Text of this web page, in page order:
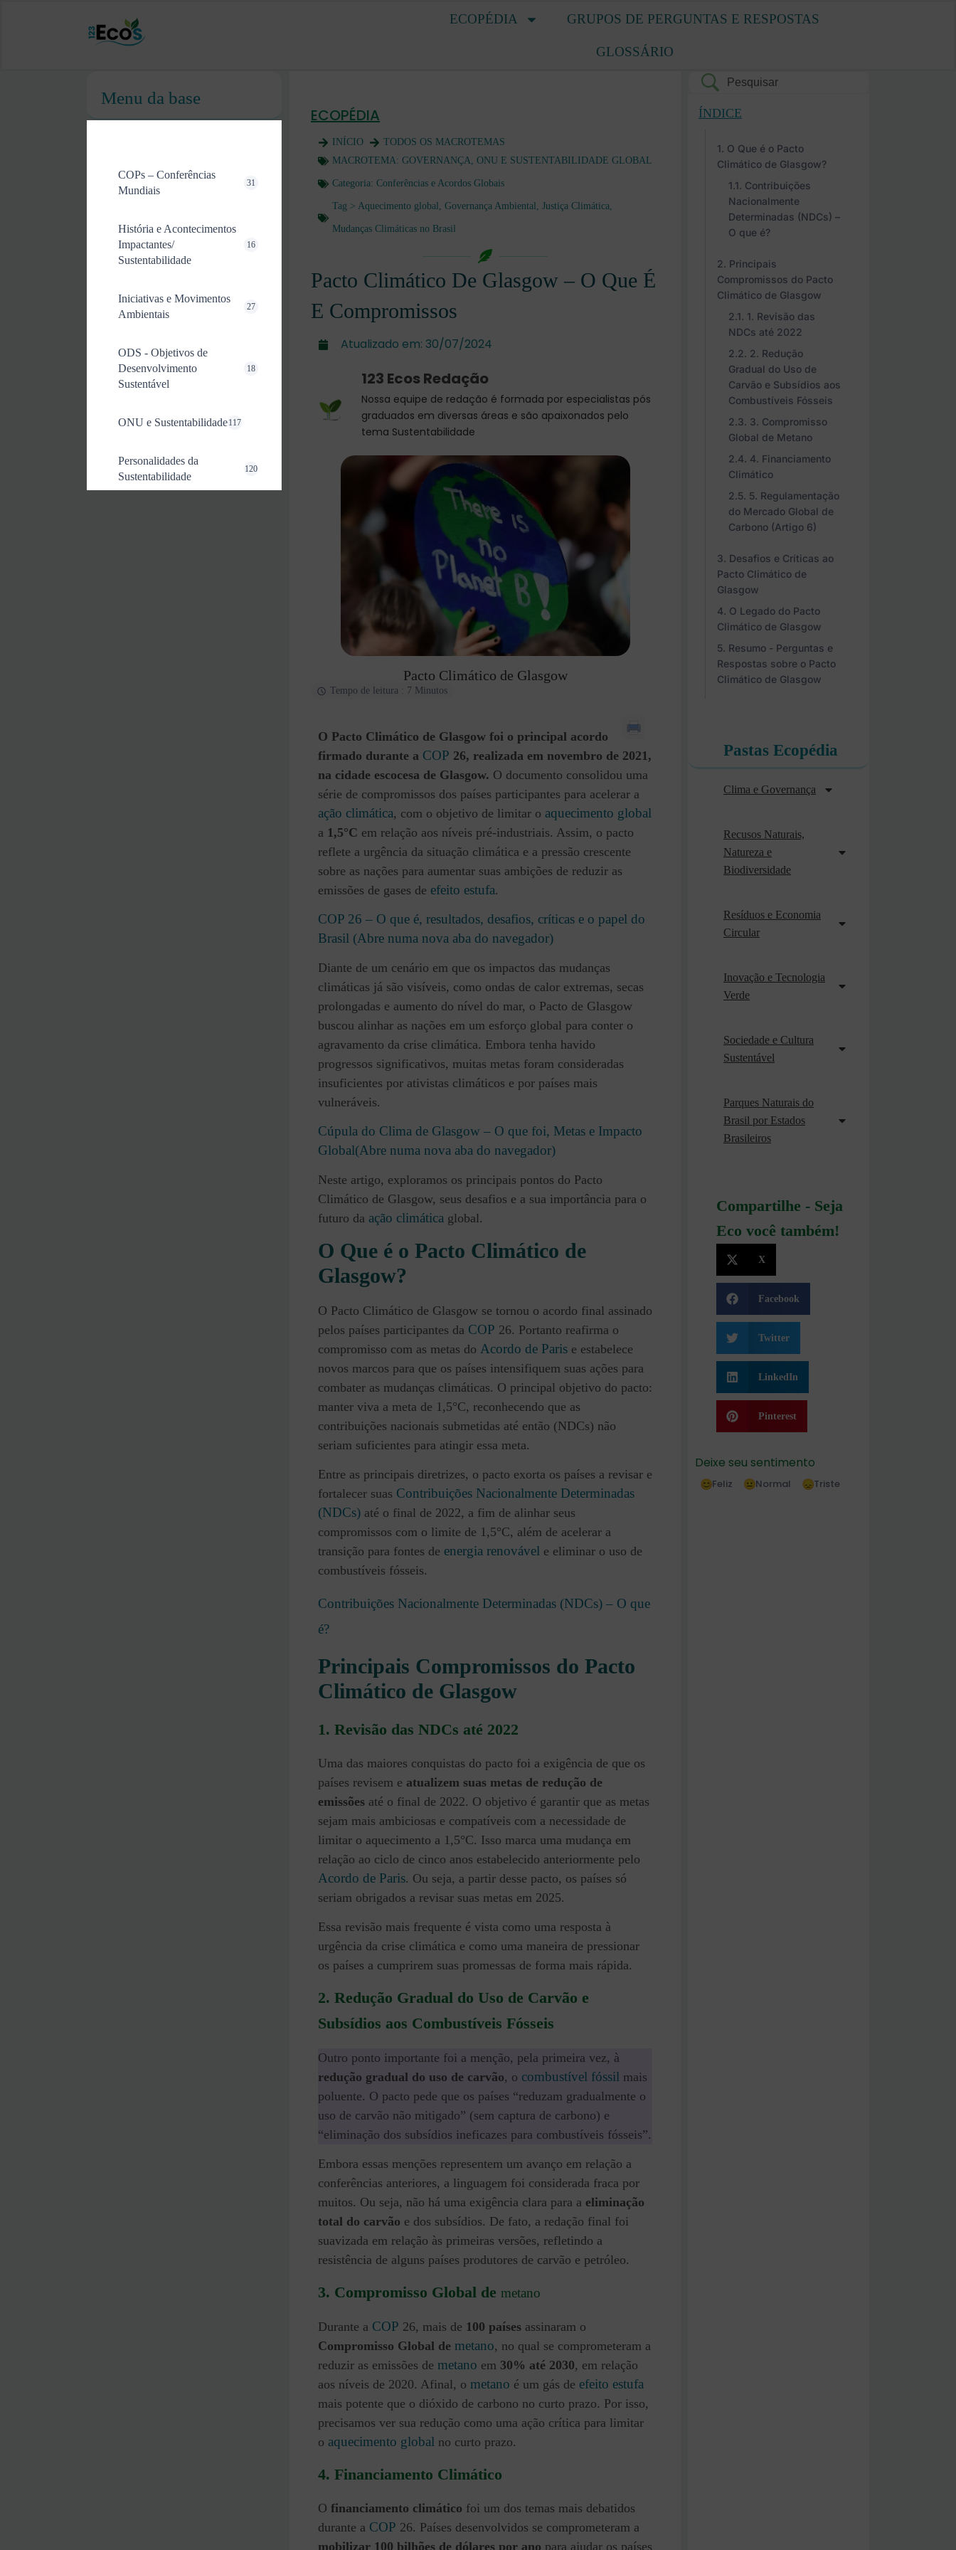
ECOPÉDIA GRUPOS DE PERGUNTAS E RESPOSTAS
GLOSSÁRIO
Menu da base
COPs – Conferências
Mundiais
31
História e Acontecimentos
Impactantes/
Sustentabilidade
16
Iniciativas e Movimentos
Ambientais
27
ODS - Objetivos de
Desenvolvimento
Sustentável
18
ONU e Sustentabilidade117
Personalidades da
Sustentabilidade
120
ECOPÉDIA
INÍCIO
TODOS OS MACROTEMAS
MACROTEMA: GOVERNANÇA, ONU E SUSTENTABILIDADE GLOBAL
Categoria: Conferências e Acordos Globais
Tag > Aquecimento global , Governança Ambiental , Justiça Climática,
Mudanças Climáticas no Brasil
Pacto Climático De Glasgow – O Que É
E Compromissos
Atualizado em: 30/07/2024
123 Ecos Redação
Nossa equipe de redação é formada por especialistas pós
graduados em diversas áreas e são apaixonados pelo
tema Sustentabilidade
Pacto Climático de Glasgow
Tempo de leitura : 7 Minutos
O Pacto Climático de Glasgow foi o principal acordo
firmado durante a COP 26, realizada em novembro de 2021,
na cidade escocesa de Glasgow. O documento consolidou uma
série de compromissos dos países participantes para acelerar a
ação climática, com o objetivo de limitar o aquecimento global
a 1,5°C em relação aos níveis pré-industriais. Assim, o pacto
reflete a urgência da situação climática e a pressão crescente
sobre as nações para aumentar suas ambições de reduzir as
emissões de gases de efeito estufa.
COP 26 – O que é, resultados, desafios, críticas e o papel do
Brasil (Abre numa nova aba do navegador)
Diante de um cenário em que os impactos das mudanças
climáticas já são visíveis, como ondas de calor extremas, secas
prolongadas e aumento do nível do mar, o Pacto de Glasgow
buscou alinhar as nações em um esforço global para conter o
agravamento da crise climática. Embora tenha havido
progressos significativos, muitas metas foram consideradas
insuficientes por ativistas climáticos e por países mais
vulneráveis.
Cúpula do Clima de Glasgow – O que foi, Metas e Impacto
Global(Abre numa nova aba do navegador)
Neste artigo, exploramos os principais pontos do Pacto
Climático de Glasgow, seus desafios e a sua importância para o
futuro da ação climática global.
O Que é o Pacto Climático de
Glasgow?
O Pacto Climático de Glasgow se tornou o acordo final assinado
pelos países participantes da COP 26. Portanto reafirma o
compromisso com as metas do Acordo de Paris e estabelece
novos marcos para que os países intensifiquem suas ações para
combater as mudanças climáticas. O principal objetivo do pacto:
manter viva a meta de 1,5°C, reconhecendo que as
contribuições nacionais submetidas até então (NDCs) não
seriam suficientes para atingir essa meta.
Entre as principais diretrizes, o pacto exorta os países a revisar e
fortalecer suas Contribuições Nacionalmente Determinadas
(NDCs) até o final de 2022, a fim de alinhar seus
compromissos com o limite de 1,5°C, além de acelerar a
transição para fontes de energia renovável e eliminar o uso de
combustíveis fósseis.
Contribuições Nacionalmente Determinadas (NDCs) – O que
é?
Principais Compromissos do Pacto
Climático de Glasgow
1. Revisão das NDCs até 2022
Uma das maiores conquistas do pacto foi a exigência de que os
países revisem e atualizem suas metas de redução de
emissões até o final de 2022. O objetivo é garantir que as metas
sejam mais ambiciosas e compatíveis com a necessidade de
limitar o aquecimento a 1,5°C. Isso marca uma mudança em
relação ao ciclo de cinco anos estabelecido anteriormente pelo
Acordo de Paris. Ou seja, a partir desse pacto, os países só
seriam obrigados a revisar suas metas em 2025.
Essa revisão mais frequente é vista como uma resposta à
urgência da crise climática e como uma maneira de pressionar
os países a cumprirem suas promessas de forma mais rápida.
2. Redução Gradual do Uso de Carvão e
Subsídios aos Combustíveis Fósseis
Outro ponto importante foi a menção, pela primeira vez, à
redução gradual do uso de carvão, o combustível fóssil mais
poluente. O pacto pede que os países “reduzam gradualmente o
uso de carvão não mitigado” (sem captura de carbono) e
“eliminação dos subsídios ineficazes para combustíveis fósseis”.
Embora essas menções representem um avanço em relação a
conferências anteriores, a linguagem foi considerada fraca por
muitos. Ou seja, não há uma exigência clara para a eliminação
total do carvão e dos subsídios. De fato, a redação final foi
suavizada em relação às primeiras versões, refletindo a
resistência de alguns países produtores de carvão e petróleo.
3. Compromisso Global de metano
Durante a COP 26, mais de 100 países assinaram o
Compromisso Global de metano, no qual se comprometeram a
reduzir as emissões de metano em 30% até 2030, em relação
aos níveis de 2020. Afinal, o metano é um gás de efeito estufa
mais potente que o dióxido de carbono no curto prazo. Por isso,
precisamos ver sua redução como uma ação crítica para limitar
o aquecimento global no curto prazo.
4. Financiamento Climático
O financiamento climático foi um dos temas mais debatidos
durante a COP 26. Países desenvolvidos se comprometeram a
mobilizar 100 bilhões de dólares por ano para ajudar os países
ÍNDICE
O Que é o Pacto
Climático de Glasgow?
Contribuições
Nacionalmente
Determinadas (NDCs) –
O que é?
Principais
Compromissos do Pacto
Climático de Glasgow
1. Revisão das
NDCs até 2022
2. Redução
Gradual do Uso de
Carvão e Subsídios aos
Combustíveis Fósseis
3. Compromisso
Global de Metano
4. Financiamento
Climático
5. Regulamentação
do Mercado Global de
Carbono (Artigo 6)
Desafios e Críticas ao
Pacto Climático de
Glasgow
O Legado do Pacto
Climático de Glasgow
Resumo - Perguntas e
Respostas sobre o Pacto
Climático de Glasgow
Pastas Ecopédia
Clima e Governança
Recusos Naturais,
Natureza e
Biodiversidade
Resíduos e Economia
Circular
Inovação e Tecnologia
Verde
Sociedade e Cultura
Sustentável
Parques Naturais do
Brasil por Estados
Brasileiros
Compartilhe - Seja
Eco você também!
X
Facebook
Twitter
LinkedIn
Pinterest
Deixe seu sentimento
Feliz Normal Triste